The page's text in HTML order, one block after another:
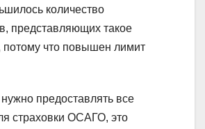
количество
представляющих такое
потому что повышен лимит
предоставлять все
страховки ОСАГО, это